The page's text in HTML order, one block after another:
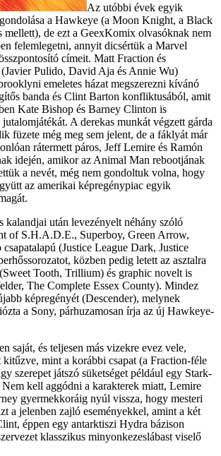
Az utóbbi évek egyik
a Hawkeye (a Moon Knight, a Black
mellett), de ezt a GeexKomix olvasóknak nem
felemlegetni, annyit dicsértük a Marvel
címeit. Matt Fraction és
Pulido, David Aja és Annie Wu)
emeletes házat megszerezni kívánó
banda és Clint Barton konfliktusából, amit
Kate Bishop és Barney Clinton is
A derekas munkát végzett gárda
füzete még meg sem jelent, de a fáklyát már
rátermett páros, Jeff Lemire és Ramón
idején, amikor az Animal Man rebootjának
a nevét, még nem gondoltuk volna, hogy
az amerikai képregénypiac egyik
kalandjai után levezényelt néhány szóló
of S.H.A.D.E., Superboy, Green Arrow,
(Justice League Dark, Justice
közben pedig letett az asztalra
Tooth, Trillium) és graphic novelt is
The Complete Essex County). Mindez
képregényét (Descender), melynek
a Sony, párhuzamosan írja az új Hawkeye-
saját, és teljesen más vizekre evez vele,
kitűzve, mint a korábbi csapat (a Fraction-féle
szerepet játszó süketséget például egy Stark-
kell aggódni a karakterek miatt, Lemire
gyermekkoráig nyúl vissza, hogy mesteri
a jelenben zajló eseményekkel, amint a két
éppen egy antarktiszi Hydra bázison
klasszikus minyonkezeslábast viselő